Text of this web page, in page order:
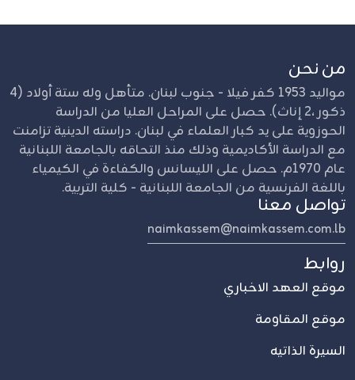
من نحن
مواليد 1953 كفر فيلا - جنوب لبنان. متأهل وله ستة أولاد (4
ذكور ،2 إناث). حصل على المراحل العليا من الدراسة
الحوزوية على يد كبار العلماء في لبنان. دراسته الدينية تزامنت
مع الدراسة الأكاديمية وذلك منذ التحاقه بالجامعة اللبنانية
عام 1970م. حصل على الليسانس والكفاءة في الكيمياء
باللغة الفرنسية من الجامعة اللبنانية - كلية التربية.
تواصل معنا
naimkassem@naimkassem.com.lb
روابط
موقع العهد الاخباري
موقع المقاومة
السيرة الذاتيه